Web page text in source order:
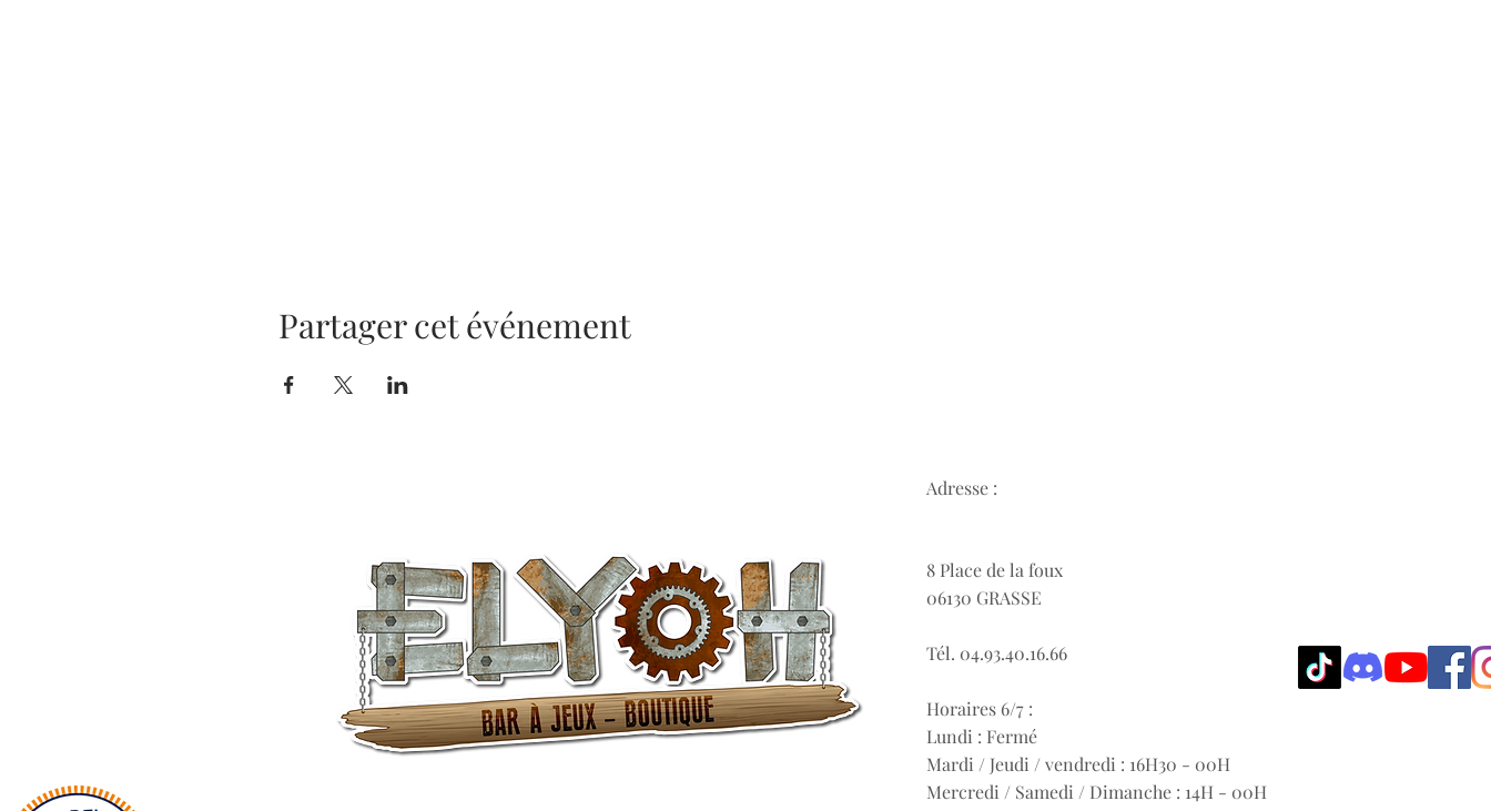
Partager cet événement
Adresse :
8 Place de la foux
06130 GRASSE
Tél. 04.93.40.16.66
Horaires 6/7 :
Lundi : Fermé
Mardi / Jeudi / vendredi : 16H30 - 00H
Mercredi / Samedi / Dimanche : 14H - 00H